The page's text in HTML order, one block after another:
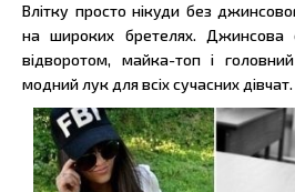
Влітку просто нікуди без
на широких бретелях. Джинсова
відворотом, майка-топ і
модний лук для всіх сучасних дівчат.